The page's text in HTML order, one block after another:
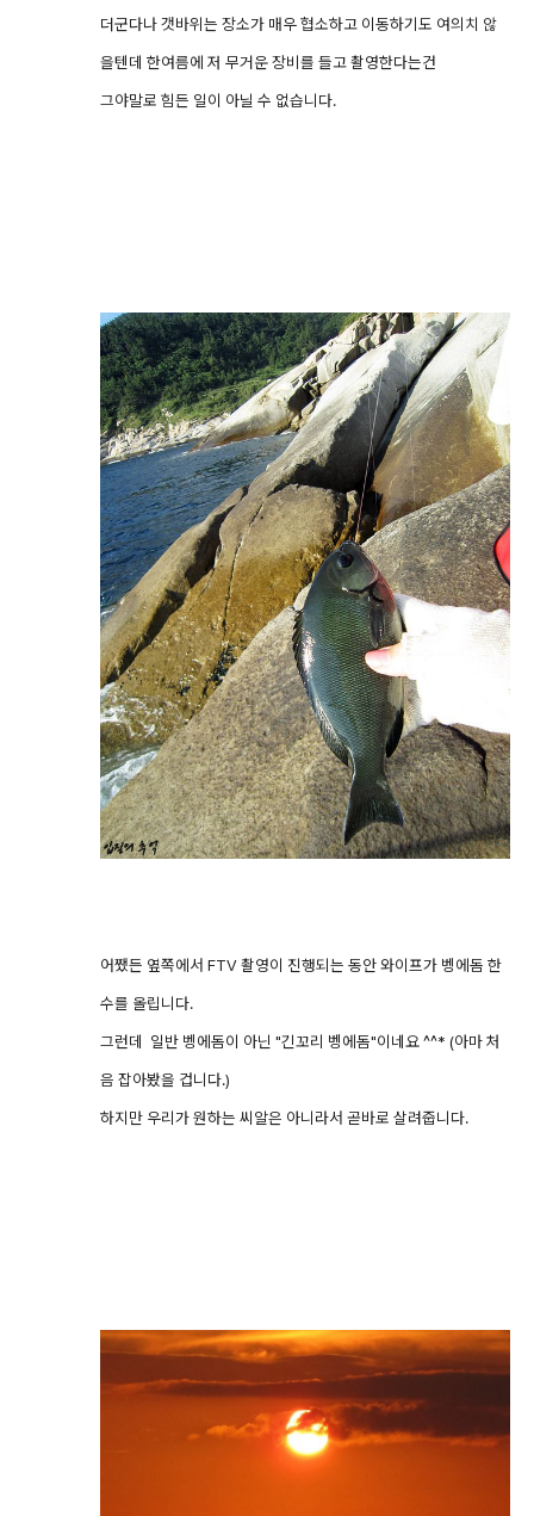
더군다나 갯바위는 장소가 매우 협소하고 이동하기도 여의치 않
을텐데 한여름에 저 무거운 장비를 들고 촬영한다는건
그야말로 힘든 일이 아닐 수 없습니다.
어쨌든 옆쪽에서 FTV 촬영이 진행되는 동안 와이프가 벵에돔 한
수를 올립니다.
그런데 일반 벵에돔이 아닌 "긴꼬리 벵에돔"이네요 ^^* (아마 처
음 잡아봤을 겁니다.)
하지만 우리가 원하는 씨알은 아니라서 곧바로 살려줍니다.